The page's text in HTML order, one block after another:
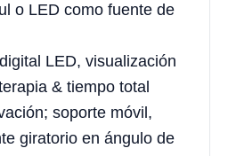
o LED como fuente de
LED, visualización
& tiempo total
soporte móvil,
giratorio en ángulo de